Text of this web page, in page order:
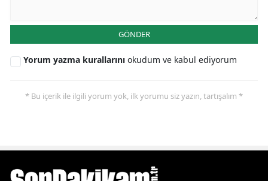
GÖNDER
Yorum yazma kurallarını okudum ve kabul ediyorum
* Bu içerik ile ilgili yorum yok, ilk yorumu siz yazın, tartışalım *